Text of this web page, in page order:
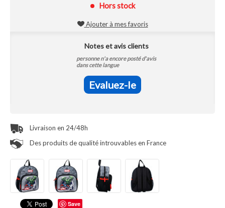
Save
Hors stock
Ajouter à mes favoris
Notes et avis clients
personne n'a encore posté d'avis
dans cette langue
Evaluez-le
Livraison en 24/48h
Des produits de qualité introuvables en France